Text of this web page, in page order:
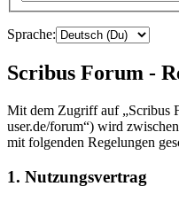
Sprache:
Scribus Forum -
Mit dem Zugriff auf „Scribus
user.de/forum“) wird
mit folgenden Regelungen
1. Nutzungsvertrag